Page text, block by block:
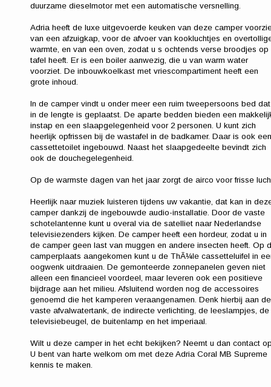
duurzame dieselmotor met een automatische versnelling.
Adria heeft de luxe uitgevoerde keuken van deze camper
van een afzuigkap, voor de afvoer van kookluchtjes en
warmte, en van een oven, zodat u s ochtends verse broodjes op
tafel heeft. Er is een boiler aanwezig, die u van warm water
voorziet. De inbouwkoelkast met vriescompartiment heeft een
grote inhoud.
In de camper vindt u onder meer een ruim tweepersoons bed dat
in de lengte is geplaatst. De aparte bedden bieden een
instap en een slaapgelegenheid voor 2 personen. U kunt zich
heerlijk opfrissen bij de wastafel in de badkamer. Daar is ook een
cassettetoilet ingebouwd. Naast het slaapgedeelte bevindt zich
ook de douchegelegenheid.
Op de warmste dagen van het jaar zorgt de airco voor frisse
Heerlijk naar muziek luisteren tijdens uw vakantie, dat kan in
camper dankzij de ingebouwde audio-installatie. Door de vaste
schotelantenne kunt u overal via de satelliet naar Nederlandse
televisiezenders kijken. De camper heeft een hordeur, zodat u in
de camper geen last van muggen en andere insecten heeft. Op
camperplaats aangekomen kunt u de ThÃ¼le cassetteluifel in
oogwenk uitdraaien. De gemonteerde zonnepanelen geven niet
alleen een financieel voordeel, maar leveren ook een positieve
bijdrage aan het milieu. Afsluitend worden nog de accessoires
genoemd die het kamperen veraangenamen. Denk hierbij aan de
vaste afvalwatertank, de indirecte verlichting, de leeslampjes, de
televisiebeugel, de buitenlamp en het imperiaal.
Wilt u deze camper in het echt bekijken? Neemt u dan contact
U bent van harte welkom om met deze Adria Coral MB Supreme
kennis te maken.